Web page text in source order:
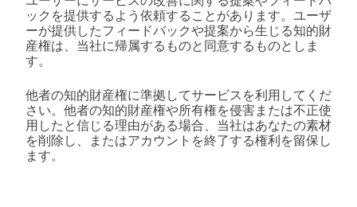
ックを提供するよう依頼することがあります。ユーザ
ーが提供したフィードバックや提案から生じる知的財
産権は、当社に帰属するものと同意するものとしま
す。
他者の知的財産権に準拠してサービスを利用してくだ
さい。他者の知的財産権や所有権を侵害または不正使
用したと信じる理由がある場合、当社はあなたの素材
を削除し、またはアカウントを終了する権利を留保し
ます。